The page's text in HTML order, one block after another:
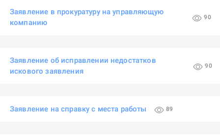
Заявление в прокуратуру на управляющую
компанию
90
Заявление об исправлении недостатков
искового заявления
90
Заявление на справку с места работы 89